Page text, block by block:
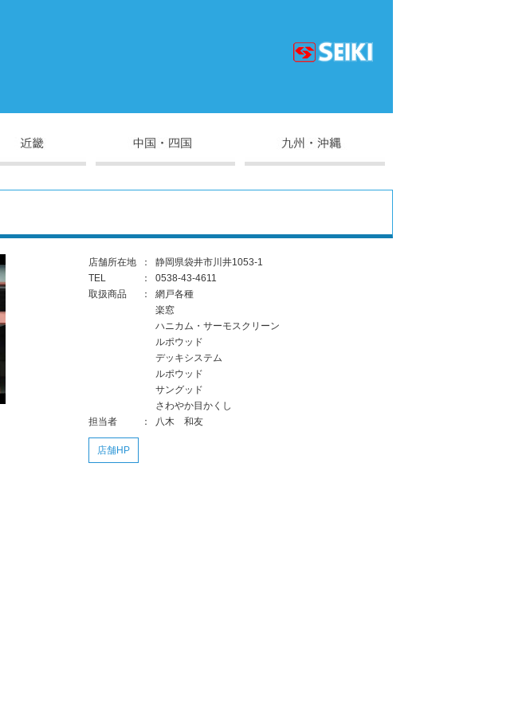
店舗所在地 ：
静岡県袋井市川井1053-1
TEL
：
0538-43-4611
取扱商品
：
網戸各種
楽窓
ハニカム・サーモスクリーン
ルポウッド
デッキシステム
ルポウッド
サングッド
さわやか目かくし
担当者
： 八木 和友
店舗HP